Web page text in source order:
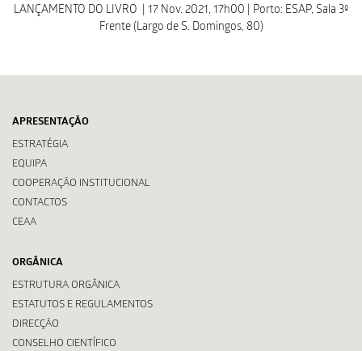
LANÇAMENTO DO LIVRO | 17 Nov. 2021, 17h00 | Porto: ESAP, Sala 3º
Frente (Largo de S. Domingos, 80)
APRESENTAÇÃO
ESTRATÉGIA
EQUIPA
COOPERAÇÃO INSTITUCIONAL
CONTACTOS
CEAA
ORGÂNICA
ESTRUTURA ORGÂNICA
ESTATUTOS E REGULAMENTOS
DIRECÇÃO
CONSELHO CIENTÍFICO